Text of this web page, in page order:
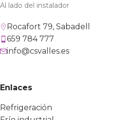
Al lado del instalador
Rocafort 79, Sabadell
659 784 777
info@csvalles.es
Enlaces
Refrigeración